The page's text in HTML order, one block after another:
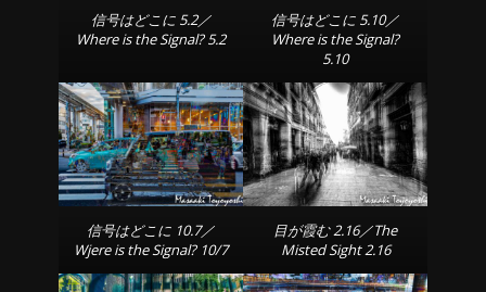
信号はどこに 5.2／
Where is the Signal? 5.2
信号はどこに 5.10／
Where is the Signal?
5.10
信号はどこに 10.7／
Wjere is the Signal? 10/7
目が霞む 2.16／The
Misted Sight 2.16